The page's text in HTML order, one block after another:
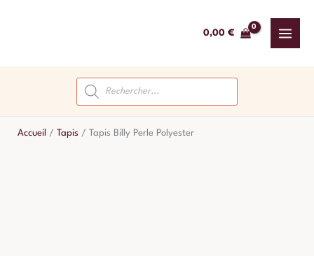
0,00 €
Recherche
de
produits
Accueil / Tapis / Tapis Billy Perle Polyester